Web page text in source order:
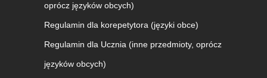
oprócz języków obcych)
Regulamin dla korepetytora (języki obce)
Regulamin dla Ucznia (inne przedmioty, oprócz
języków obcych)